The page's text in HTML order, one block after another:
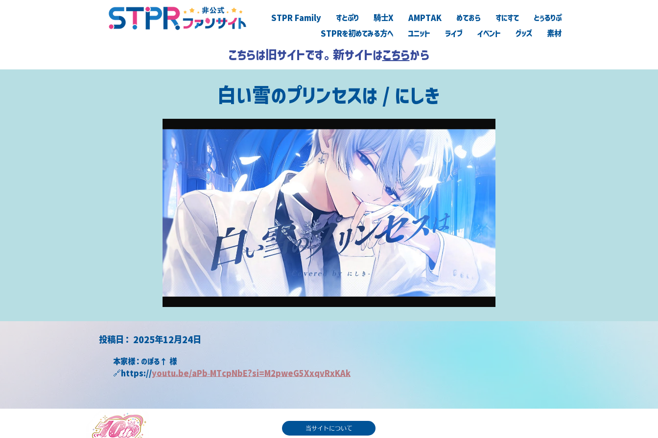
STPR Family すとぷり 騎士X AMPTAK めておら すにすて
とぅるりぷ
STPRを初めてみる方へ
ユニット ライブ イベント グッズ 素材
こちらは旧サイトです。新サイトはこちらから
白い雪のプリンセスは / にしき
2025年12月24日
​投稿日：
本家様：のぼる↑ 様
🔗https://youtu.be/aPb-MTcpNbE?si=M2pweG5XxqvRxKAk
当サイトについて